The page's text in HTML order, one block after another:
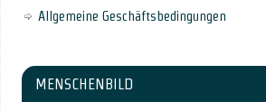
Allgemeine Geschäftsbedingungen
MENSCHENBILD